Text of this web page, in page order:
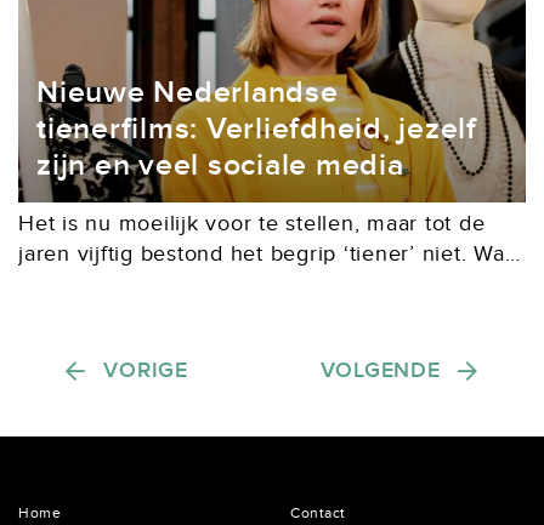
Nieuwe Nederlandse
tienerfilms: Verliefdheid, jezelf
zijn en veel sociale media
Het is nu moeilijk voor te stellen, maar tot de
jaren vijftig bestond het begrip ‘tiener’ niet. Wat
Berichten paginering
VORIGE VOLGENDE
Home Contact